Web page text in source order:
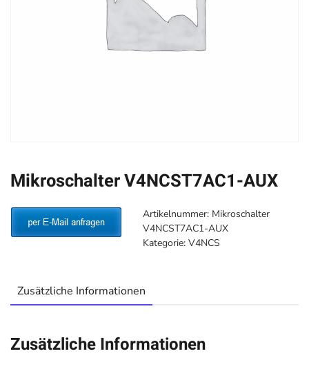
Mikroschalter V4NCST7AC1-AUX
Artikelnummer: Mikroschalter
V4NCST7AC1-AUX
Kategorie: V4NCS
Zusätzliche Informationen
Zusätzliche Informationen